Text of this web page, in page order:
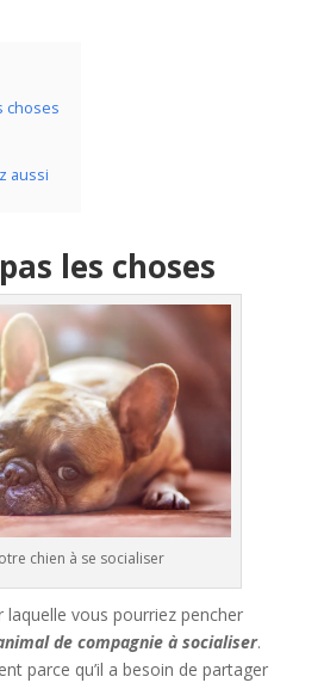
choses
aussi
les choses
chien à se socialiser
vous pourriez pencher
de compagnie à socialiser.
parce qu’il a besoin de partager